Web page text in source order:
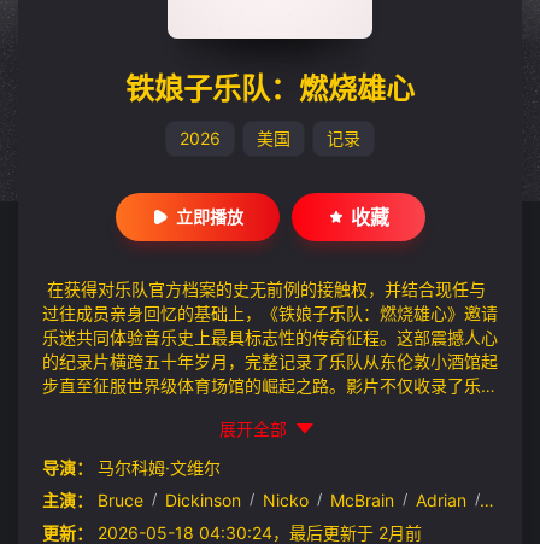
铁娘子乐队：燃烧雄心
2026 美国 记录
立即播放 收藏
在获得对乐队官方档案的史无前例的接触权，并结合现任与
过往成员亲身回忆的基础上，《铁娘子乐队：燃烧雄心》邀请
乐迷共同体验音乐史上最具标志性的传奇征程。这部震撼人心
的纪录片横跨五十年岁月，完整记录了乐队从东伦敦小酒馆起
步直至征服世界级体育场馆的崛起之路。影片不仅收录了乐队
独家访谈，更首度呈现传奇吉祥物艾迪的全新动画篇章，为观
众开启一扇难得一窥的窗口，深入展现铁娘子乐队始终如一的
艺术坚守与遍布全球的铁杆乐迷军团之间不可撼动的精神纽
带。
展开全部
导演：
马尔科姆·文维尔
主演：
Bruce / Dickinson / Nicko / McBrain / Adrian / Smith
更新：
2026-05-18 04:30:24，最后更新于 2月前